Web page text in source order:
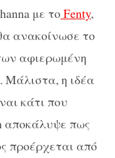
με τοFenty,
ανακοίνωσε το
αφιερωμένη
Μάλιστα, η ιδέα
κάτι που
αποκάλυψε πως
προέρχεται από